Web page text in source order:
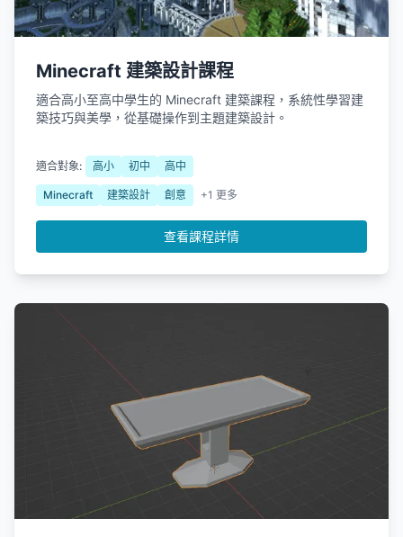
Minecraft 建築設計課程
適合高小至高中學生的 Minecraft 建築課程，系統性學習建
築技巧與美學，從基礎操作到主題建築設計。
適合對象: 高小 初中 高中
Minecraft 建築設計 創意 +1 更多
查看課程詳情